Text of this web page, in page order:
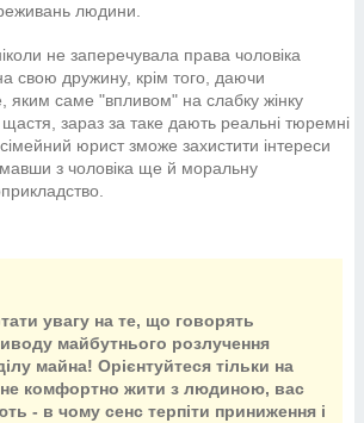
людини.
не заперечувала права чоловіка
свою дружину, крім того, даючи
яким саме "впливом" на слабку жінку
зараз за таке дають реальні тюремні
юрист зможе захистити інтереси
з чоловіка ще й моральну
увагу на те, що говорять
майбутнього розлучення
майна! Орієнтуйтеся тільки на
комфортно жити з людиною, вас
- в чому сенс терпіти приниження і